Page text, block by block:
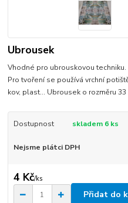
Ubrousek
Vhodné pro ubrouskovou
Pro tvoření se používá vrchní
kov, plast... Ubrousek o rozměru 33
Dostupnost skladem 6 ks
Nejsme plátci DPH
4 Kč/ks
Přidat do